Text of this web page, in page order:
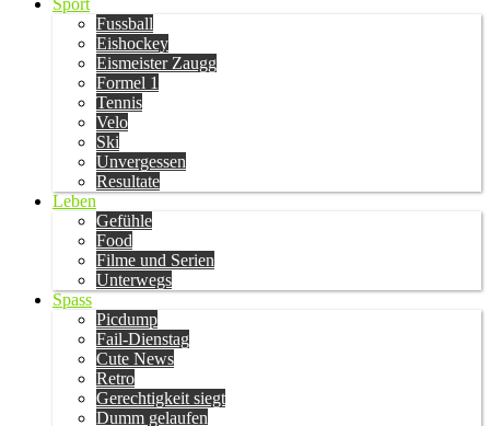
Sport
Fussball
Eishockey
Eismeister Zaugg
Formel 1
Tennis
Velo
Ski
Unvergessen
Resultate
Leben
Gefühle
Food
Filme und Serien
Unterwegs
Spass
Picdump
Fail-Dienstag
Cute News
Retro
Gerechtigkeit siegt
Dumm gelaufen